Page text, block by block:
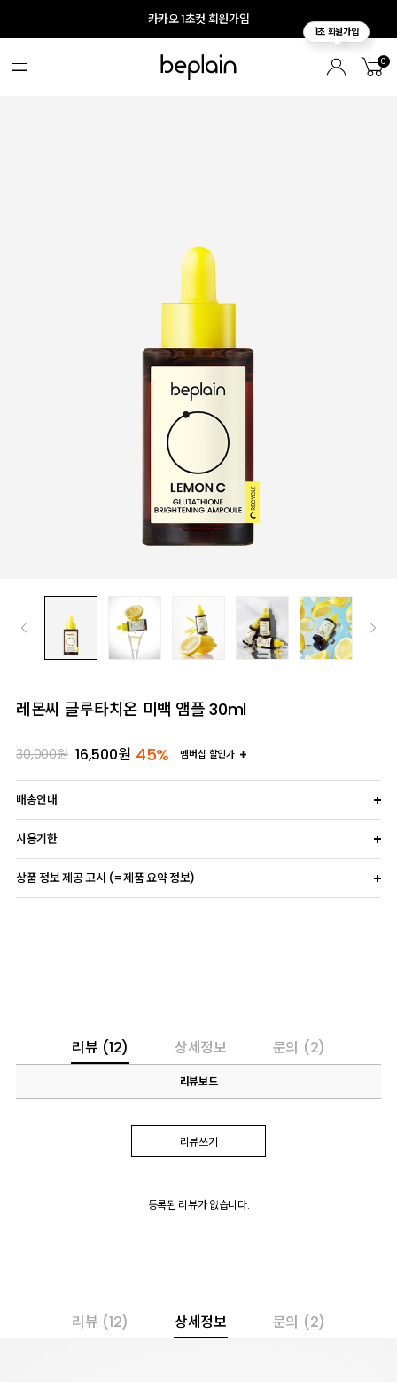
카카오 1초컷 회원가입
0
레몬씨 글루타치온 미백 앰플 30ml
30,000원 16,500원 45% 멤버십 할인가
배송안내
사용기한
상품 정보 제공 고시 (=제품 요약 정보)
리뷰 (12) 상세정보 문의 (2)
리뷰보드
리뷰쓰기
등록된 리뷰가 없습니다.
리뷰 (12) 상세정보 문의 (2)